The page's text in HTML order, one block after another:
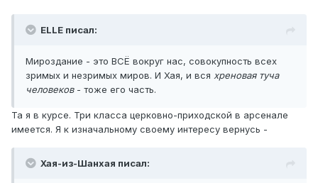
ELLE писал:
Мироздание - это ВСЁ вокруг нас, совокупность всех
зримых и незримых миров. И Хая, и вся хреновая туча
человеков- тоже его часть.
Та я в курсе. Три класса церковно-приходской в арсенале
имеется. Я к изначальному своему интересу вернусь -
Хая-из-Шанхая писал: